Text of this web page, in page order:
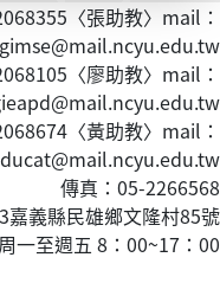
〈張助教〉mail：
gimse@mail.ncyu.edu.tw
〈廖助教〉mail：
〈黃助教〉mail：
傳真：05-2266568
嘉義縣民雄鄉文隆村85號
一至週五 8：00~17：00